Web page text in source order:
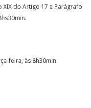
do Artigo 17 e Parágrafo
feira, às 8h30min.